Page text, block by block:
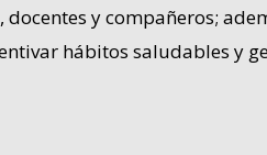
y compañeros;
hábitos saludables y